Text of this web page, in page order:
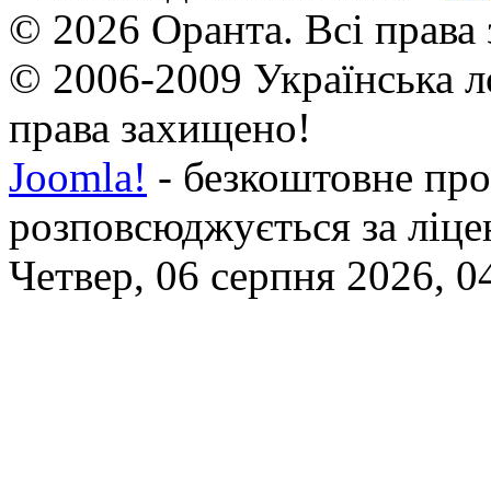
© 2026 Оранта. Всі
© 2006-2009 Українська
права захищено!
Joomla! - безкоштовне
розповсюджується за
Четвер, 06 серпня 2026,